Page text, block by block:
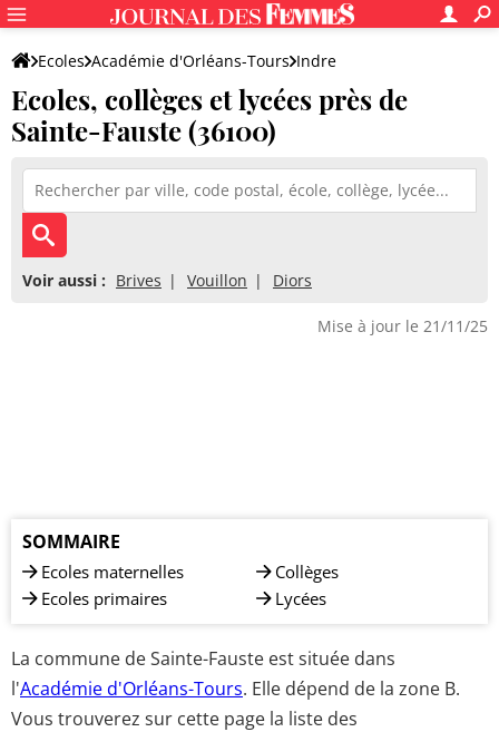
Ecoles Académie d'Orléans-Tours Indre
Ecoles, collèges et lycées près de
Sainte-Fauste (36100)
Voir aussi : Brives Vouillon Diors
Mise à jour le 21/11/25
SOMMAIRE
Ecoles maternelles
Ecoles primaires
Collèges
Lycées
La commune de Sainte-Fauste est située dans
l'Académie d'Orléans-Tours. Elle dépend de la zone B.
Vous trouverez sur cette page la liste des